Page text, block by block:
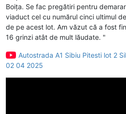
Boița. Se fac pregătiri pentru
viaduct cel cu numărul cinci ultimul
de pe acest lot. Am văzut că a fost
16 grinzi atât de mult lăudate. "
Autostrada A1 Sibiu Pitesti lot 2
02 04 2025